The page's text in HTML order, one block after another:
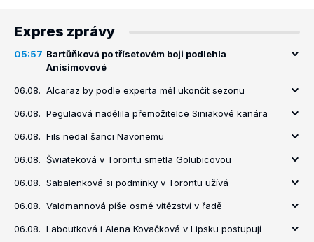
Expres zprávy
05:57 Bartůňková po třísetovém boji podlehla
Anisimovové
06.08. Alcaraz by podle experta měl ukončit sezonu
06.08. Pegulaová nadělila přemožitelce Siniakové kanára
06.08. Fils nedal šanci Navonemu
06.08. Šwiateková v Torontu smetla Golubicovou
06.08. Sabalenková si podmínky v Torontu užívá
06.08. Valdmannová píše osmé vítězství v řadě
06.08. Laboutková i Alena Kovačková v Lipsku postupují